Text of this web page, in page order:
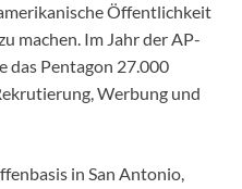
Öffentlichkeit
machen. Im Jahr der AP-
das Pentagon 27.000
Werbung und
in San Antonio,